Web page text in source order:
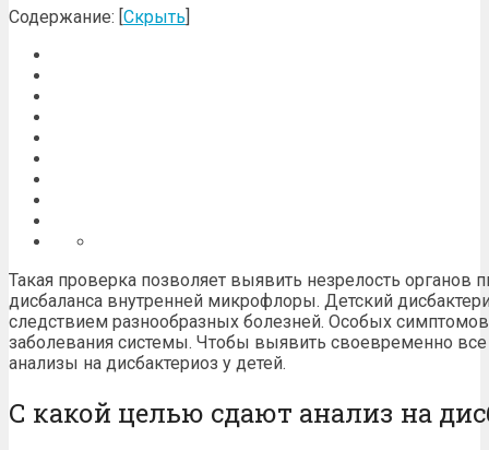
Содержание: [Скрыть]
Такая проверка позволяет выявить незрелость органов
дисбаланса внутренней микрофлоры. Детский
следствием разнообразных болезней. Особых
заболевания системы. Чтобы выявить своевременно
анализы на дисбактериоз у детей.
С какой целью сдают анализ на